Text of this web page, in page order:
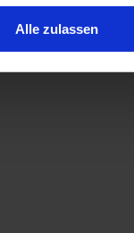
Alle zulassen